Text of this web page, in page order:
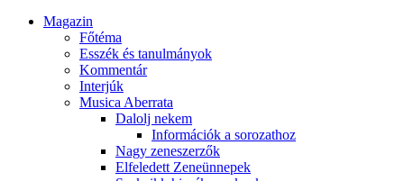
Magazin
Főtéma
Esszék és tanulmányok
Kommentár
Interjúk
Musica Aberrata
Dalolj nekem
Információk a sorozathoz
Nagy zeneszerzők
Elfeledett Zeneünnepek